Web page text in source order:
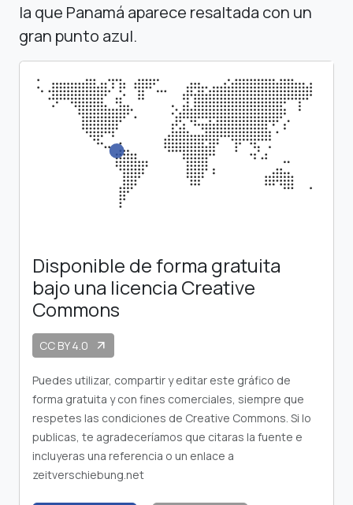
la que Panamá aparece resaltada con un
gran punto azul.
Disponible de forma gratuita
bajo una licencia Creative
Commons
CC BY 4.0 arrow_outward
Puedes utilizar, compartir y editar este gráfico de
forma gratuita y con fines comerciales, siempre que
respetes las condiciones de Creative Commons. Si lo
publicas, te agradeceríamos que citaras la fuente e
incluyeras una referencia o un enlace a
zeitverschiebung.net